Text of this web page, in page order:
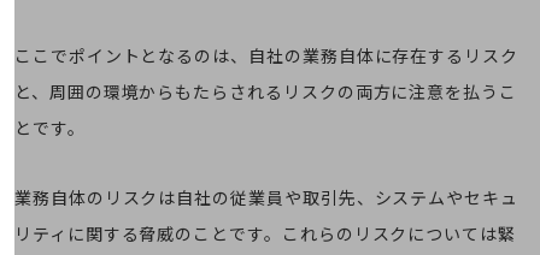
お知らせ
サステナビリティ
サステナビリティTOP
ここでポイントとなるのは、自社の業務自体に存在するリスク
と、周囲の環境からもたらされるリスクの両方に注意を払うこ
とです。
業務自体のリスクは自社の従業員や取引先、システムやセキュ
リティに関する脅威のことです。これらのリスクについては緊